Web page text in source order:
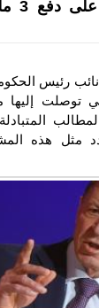
وافقت
رئيس
توصلت
مثل هذه